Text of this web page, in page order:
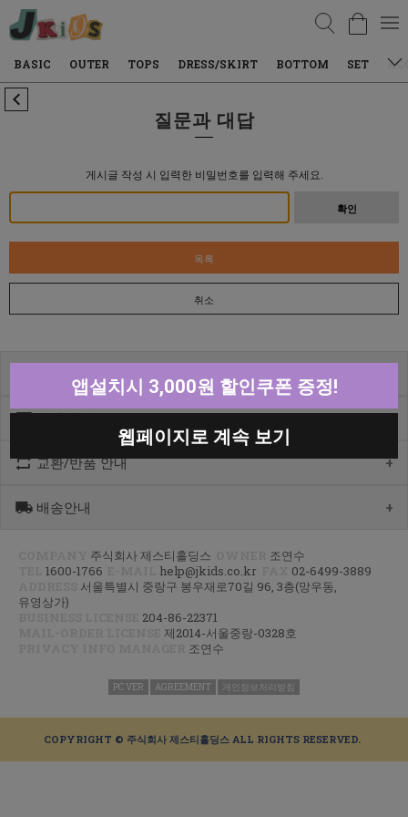
검색
BASIC OUTER TOPS DRESS/SKIRT BOTTOM SET
질문과 대답
게시글 작성 시 입력한 비밀번호를 입력해 주세요.
확인
목록
취소
1600-1766
[월-목] 10:00 ~14:30
[점심] 12:00 ~ 13:00
[금] 08:30 ~ 12:30
계좌안내
우리 1005-302-047686
예금주 : 제스티홀딩스
교환/반품 안내
제품수령 후 반품을 하시려면 수령 후 7일 이내에 마이페이지내에서
CJ대한통운(1588-1255)으로 반품접수 또는 인터넷사이트에서 온라인
접수 후 픽업요청해주세요.
교환/반품 : 경기도 고양시 덕양구 오금동 삼막3길 10 마포지사 1F
은평직영2팀 - 제이키즈
배송안내
평균 상품 준비기간은 주말제외 2~4일까지 소요될수 있습니다.
(주말 및 공휴일 제외, 제주 도서 산간 지역은 추가로 1~2일이 더
소요됩니다.)
주문하신 상품이 입고가 늦어지는 상품이거나 주문 제작 상품일 경우엔
기일이 더 걸릴 수 있습니다.
신발이나 악세사리 카테고리 상품은 고객님 주문건 결제후 거래처에서
이상, 리오더 기간에는 한달정도 소요 되실수 있는점
양해부탁드립니다.
기다려주시면 감사하겠습니다^^
주식회사 제스티홀딩스
조연수
1600-1766 help@jkids.co.kr
02-6499-3889
서울특별시 중랑구 봉우재로70길 96, 3층(망우동,
유영상가)
204-86-22371
제2014-서울중랑-0328호
조연수
PC VER AGREEMENT 개인정보처리방침
COPYRIGHT © 주식회사 제스티홀딩스 ALL RIGHTS RESERVED.
앱설치시 3,000원 할인쿠폰 증정!
웹페이지로 계속 보기